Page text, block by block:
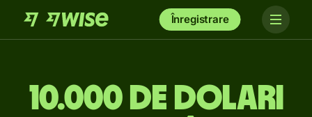
Înregistrare
10.000 de dolari